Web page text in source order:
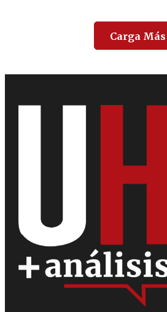
Carga Más